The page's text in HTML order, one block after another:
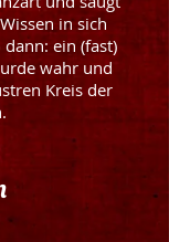
in sich
dann: ein (fast)
wahr und
Kreis der